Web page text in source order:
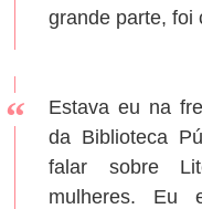
grande parte, foi
Estava eu na
da Biblioteca
falar sobre
mulheres. Eu